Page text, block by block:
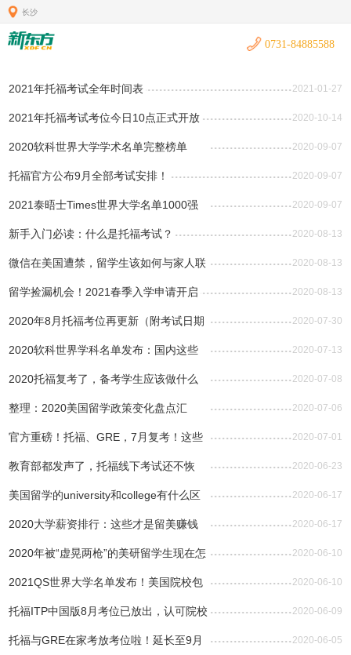
长沙
0731-84885588
2021年托福考试全年时间表 2021-01-27
2021年托福考试考位今日10点正式开放 2020-10-14
2020软科世界大学学术名单完整榜单
（全部）
2020-09-07
托福官方公布9月全部考试安排！ 2020-09-07
2021泰晤士Times世界大学名单1000强
榜单（完整版)
2020-09-07
新手入门必读：什么是托福考试？ 2020-08-13
微信在美国遭禁，留学生该如何与家人联
系？
2020-08-13
留学捡漏机会！2021春季入学申请开启 2020-08-13
2020年8月托福考位再更新（附考试日期
和考点详细信息）
2020-07-30
2020软科世界学科名单发布：国内这些
高校专业一流
2020-07-13
2020托福复考了，备考学生应该做什么
准备？
2020-07-08
整理：2020美国留学政策变化盘点汇
总！
2020-07-06
官方重磅！托福、GRE，7月复考！这些
地区可以先考！
2020-07-01
教育部都发声了，托福线下考试还不恢
复？
2020-06-23
美国留学的university和college有什么区
别？
2020-06-17
2020大学薪资排行：这些才是留美赚钱
的专业！
2020-06-17
2020年被“虚晃两枪”的美研留学生现在怎
么样了？
2020-06-10
2021QS世界大学名单发布！美国院校包
揽TOP3
2020-06-10
托福ITP中国版8月考位已放出，认可院校
新增至近200所！
2020-06-09
托福与GRE在家考放考位啦！延长至9月 2020-06-05